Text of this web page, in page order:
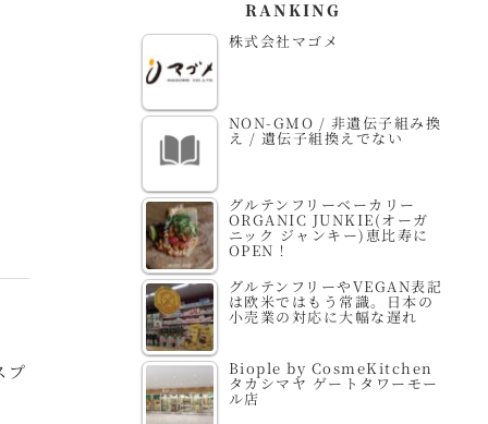
プ
RANKING
株式会社マゴメ
NON-GMO / 非遺伝子組み換
え / 遺伝子組換えでない
グルテンフリーベーカリー
ORGANIC JUNKIE(オーガ
ニック ジャンキー)恵比寿に
OPEN！
グルテンフリーやVEGAN表記
は欧米ではもう常識。日本の
小売業の対応に大幅な遅れ
Biople by CosmeKitchen
タカシマヤ ゲートタワーモー
ル店